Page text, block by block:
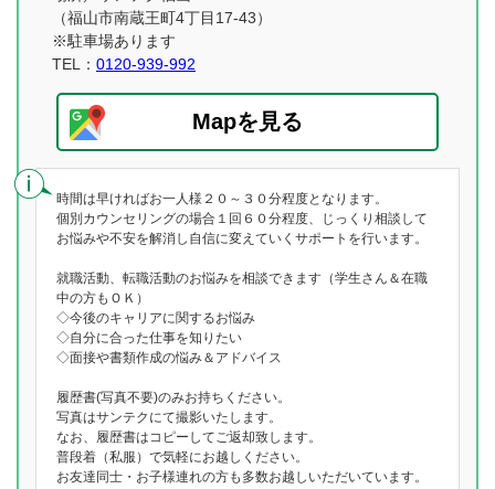
（福山市南蔵王町4丁目17-43）
※駐車場あります
TEL： 0120-939-992
Mapを見る
時間は早ければお一人様２０～３０分程度となります。
個別カウンセリングの場合１回６０分程度、じっくり相談して
お悩みや不安を解消し自信に変えていくサポートを行います。
就職活動、転職活動のお悩みを相談できます（学生さん＆在職
中の方もＯＫ）
◇今後のキャリアに関するお悩み
◇自分に合った仕事を知りたい
◇面接や書類作成の悩み＆アドバイス
履歴書(写真不要)のみお持ちください。
写真はサンテクにて撮影いたします。
なお、履歴書はコピーしてご返却致します。
普段着（私服）で気軽にお越しください。
お友達同士・お子様連れの方も多数お越しいただいています。